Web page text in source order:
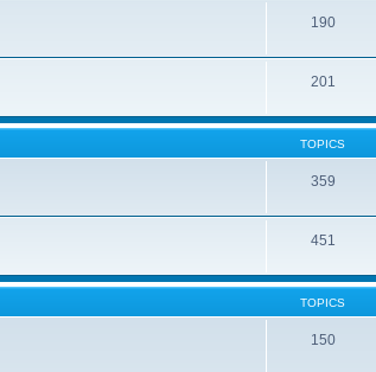
190
201
TOPICS
359
451
TOPICS
150